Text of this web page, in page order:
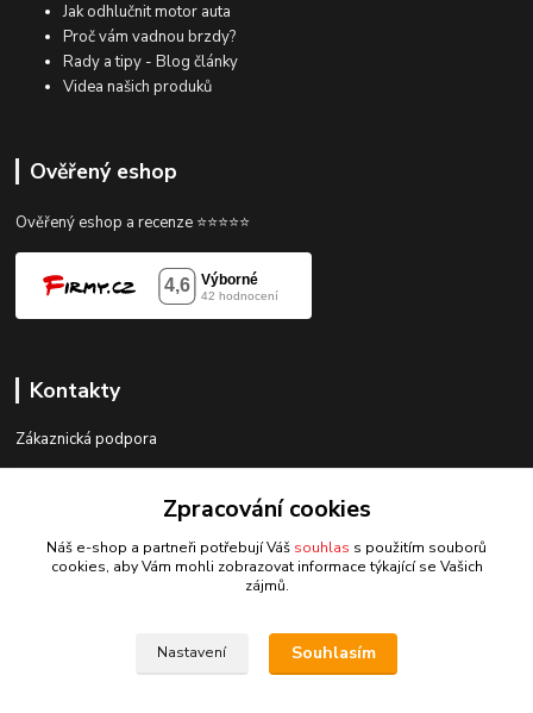
Jak odhlučnit motor auta
Proč vám vadnou brzdy?
Rady a tipy - Blog články
Videa našich produků
Ověřený eshop
Ověřený eshop a recenze ⭐⭐⭐⭐⭐
Kontakty
Zákaznická podpora
Upravit sběr cookies.
Zpracování cookies
Náš e-shop a partneři potřebují Váš souhlas s použitím souborů
cookies, aby Vám mohli zobrazovat informace týkající se Vašich
zájmů.
Nastavení Souhlasím